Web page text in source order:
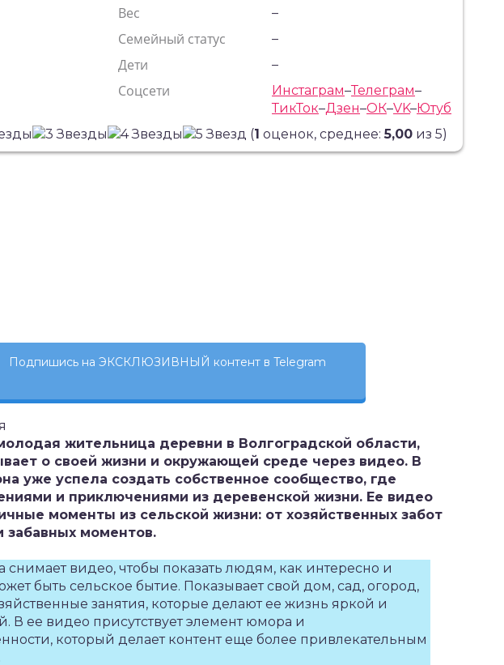
Вес –
Семейный статус –
Дети –
Соцсети Инстаграм–Телеграм–
ТикТок–Дзен–ОК–VK–Ютуб
(1 оценок, среднее:5,00из 5)
Подпишись на ЭКСКЛЮЗИВНЫЙ контент в Telegram
жительница деревни в Волгоградской области,
о своей жизни и окружающей среде через видео. В
уже успела создать собственное сообщество, где
и приключениями из деревенской жизни. Ее видео
моменты из сельской жизни: от хозяйственных забот
забавных моментов.
снимает видео, чтобы показать людям, как интересно и
быть сельское бытие. Показывает свой дом, сад, огород,
занятия, которые делают ее жизнь яркой и
В ее видео присутствует элемент юмора и
который делает контент еще более привлекательным